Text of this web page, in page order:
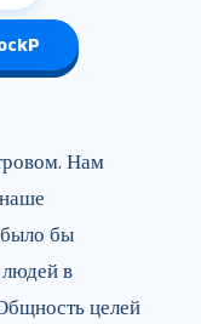
Нам
бы
в
целей